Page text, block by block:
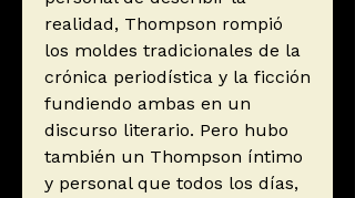
realidad, Thompson rompió
los moldes tradicionales de la
crónica periodística y la ficción
fundiendo ambas en un
discurso literario. Pero hubo
también un Thompson íntimo
y personal que todos los días,